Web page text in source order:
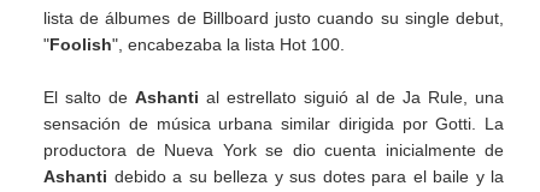
lista de álbumes de Billboard justo cuando su single debut,
"Foolish", encabezaba la lista Hot 100.
El salto de Ashanti al estrellato siguió al de Ja Rule, una
sensación de música urbana similar dirigida por Gotti. La
productora de Nueva York se dio cuenta inicialmente de
Ashanti debido a su belleza y sus dotes para el baile y la